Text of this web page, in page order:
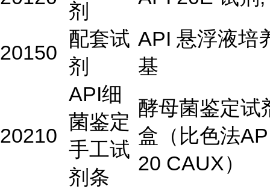
剂
20150
配套试
剂
API 悬浮液培
基
20210
API细
菌鉴定
手工试
剂条
酵母菌鉴定试
盒（比色法
20 CAUX）